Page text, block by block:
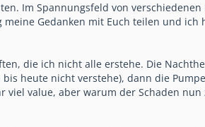
Im Spannungsfeld von verschiedenen
Gedanken mit Euch teilen und ich
die ich nicht alle erstehe. Die
heute nicht verstehe), dann die
viel value, aber warum der Schaden nun